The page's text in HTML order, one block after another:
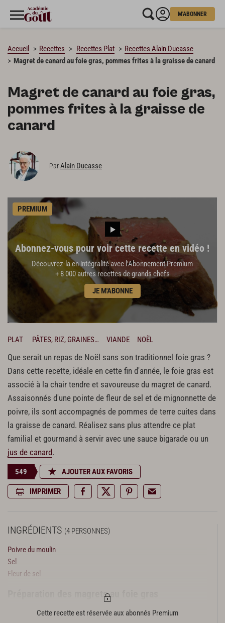
M'ABONNER
Accueil Recettes Recettes Plat
Recettes Alain Ducasse
Magret de canard au foie gras, pommes frites à la graisse de canard
Magret de canard au foie gras,
pommes frites à la graisse de
canard
ParAlain Ducasse
PREMIUM
Abonnez-vous pour voir cette recette en vidéo !
Découvrez-la en intégralité avec l'Abonnement Premium
+ 8 000 autres recettes de grands chefs
JE M'ABONNE
PLAT PÂTES, RIZ, GRAINES… VIANDE NOËL
Que serait un repas de Noël sans son traditionnel foie gras ?
Dans cette recette, idéale en cette fin d'année, le foie gras est
associé à la chair tendre et savoureuse du magret de canard.
Assaisonnés d'une pointe de fleur de sel et de mignonnette de
poivre, ils sont accompagnés de pommes de terre cuites dans
la graisse de canard. Réalisez sans plus attendre ce plat
familial et gourmand à servir avec une sauce bigarade ou un
jus de canard.
549 AJOUTER AUX FAVORIS
IMPRIMER
INGRÉDIENTS (4 PERSONNES)
Poivre du moulin
Sel
Fleur de sel
Préparation des magrets au foie gras
1 foie gras de canard de 500 g environ déveiné
Cette recette est réservée aux abonnés Premium
CHARGEMENT…